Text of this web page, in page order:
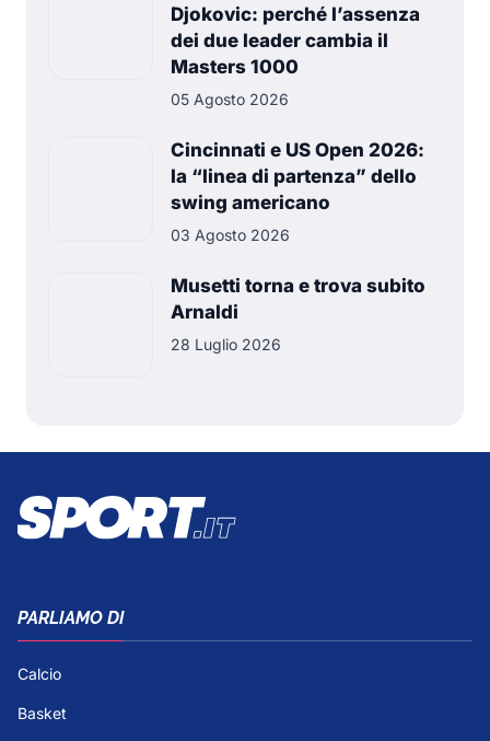
Djokovic: perché l’assenza
dei due leader cambia il
Masters 1000
05 Agosto 2026
Cincinnati e US Open 2026:
la “linea di partenza” dello
swing americano
03 Agosto 2026
Musetti torna e trova subito
Arnaldi
28 Luglio 2026
PARLIAMO DI
Calcio
Basket